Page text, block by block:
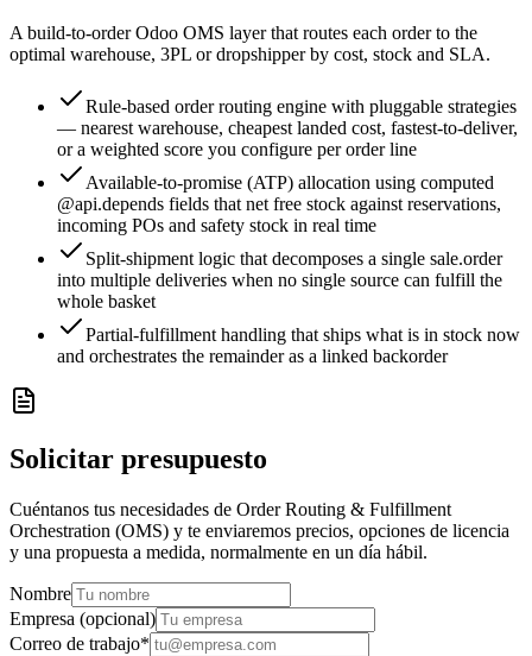
A build-to-order Odoo OMS layer that routes each order to the
optimal warehouse, 3PL or dropshipper by cost, stock and SLA.
Rule-based order routing engine with pluggable strategies
— nearest warehouse, cheapest landed cost, fastest-to-deliver,
or a weighted score you configure per order line
Available-to-promise (ATP) allocation using computed
@api.depends fields that net free stock against reservations,
incoming POs and safety stock in real time
Split-shipment logic that decomposes a single sale.order
into multiple deliveries when no single source can fulfill the
whole basket
Partial-fulfillment handling that ships what is in stock now
and orchestrates the remainder as a linked backorder
Solicitar presupuesto
Cuéntanos tus necesidades de Order Routing & Fulfillment
Orchestration (OMS) y te enviaremos precios, opciones de licencia
y una propuesta a medida, normalmente en un día hábil.
Nombre
Empresa (opcional)
Correo de trabajo*